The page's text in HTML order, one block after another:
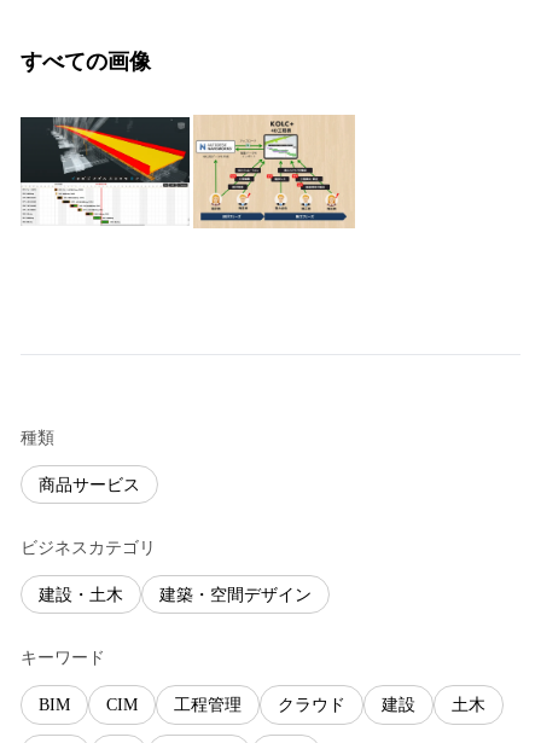
すべての画像
種類
商品サービス
ビジネスカテゴリ
建設・土木 建築・空間デザイン
キーワード
BIM CIM 工程管理 クラウド 建設 土木